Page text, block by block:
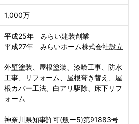
1,000万
平成25年 みらい建装創業
平成27年 みらいホーム株式会社設立
外壁塗装、屋根塗装、漆喰工事、防水
工事、リフォーム、屋根葺き替え、屋
根カバー工法、白アリ駆除、床下リフ
ォーム
神奈川県知事許可(般ー5)第91883号